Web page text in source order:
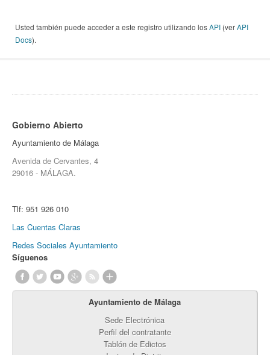
Usted también puede acceder a este registro utilizando losAPI (verAPI
Docs).
Gobierno Abierto
Ayuntamiento de Málaga
Avenida de Cervantes, 4
29016 - MÁLAGA.
Tlf: 951 926 010
Las Cuentas Claras
Redes Sociales Ayuntamiento
Síguenos
Ayuntamiento de Málaga
Sede Electrónica
Perfil del contratante
Tablón de Edictos